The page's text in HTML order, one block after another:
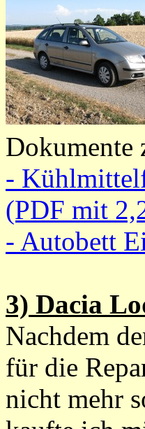
Dokumente
-
(PDF mit
- Autobett
3) Dacia
Nachdem
für die
nicht mehr